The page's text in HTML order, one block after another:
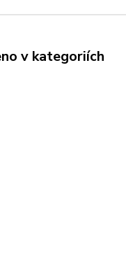
v kategoriích